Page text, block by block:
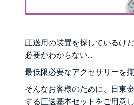
圧送用の装置を探しているけ
必要かわからない…
最低限必要なアクセサリーを
そんなお客様のために、日東
する圧送基本セットをご用意し